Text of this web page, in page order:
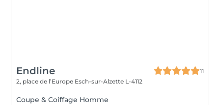
Endline
11
2, place de l’Europe Esch-sur-Alzette L-4112
Coupe & Coiffage Homme